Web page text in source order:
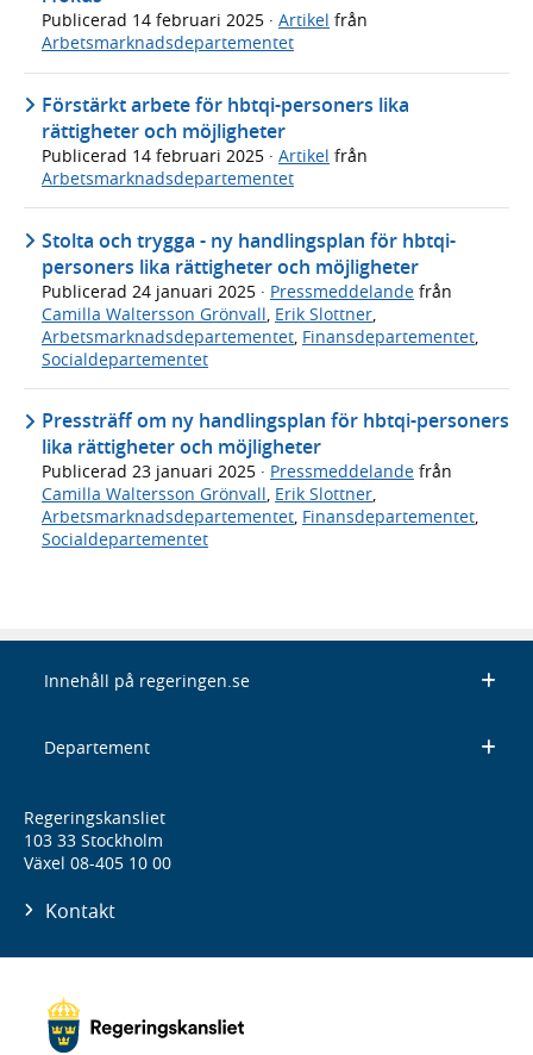
Publicerad 14 februari 2025 · Artikel från
Arbetsmarknadsdepartementet
Förstärkt arbete för hbtqi-personers lika
rättigheter och möjligheter
Publicerad 14 februari 2025 · Artikel från
Arbetsmarknadsdepartementet
Stolta och trygga - ny handlingsplan för hbtqi-
personers lika rättigheter och möjligheter
Publicerad 24 januari 2025 · Pressmeddelande från
Camilla Waltersson Grönvall Erik Slottner
Arbetsmarknadsdepartementet Finansdepartementet
Socialdepartementet
Pressträff om ny handlingsplan för hbtqi-personers
lika rättigheter och möjligheter
Publicerad 23 januari 2025 · Pressmeddelande från
Camilla Waltersson Grönvall, Erik Slottner,
Arbetsmarknadsdepartementet, Finansdepartementet,
Socialdepartementet
Innehåll på regeringen.se
Departement
Regeringskansliet
103 33 Stockholm
Växel 08-405 10 00
Kontakt